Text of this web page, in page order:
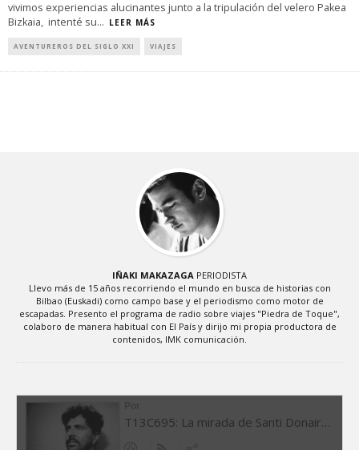
vivimos experiencias alucinantes junto a la tripulación del velero Pakea
Bizkaia, intenté su... LEER MÁS
AVENTUREROS DEL SIGLO XXI VIAJES
IÑAKI MAKAZAGA PERIODISTA
Llevo más de 15 años recorriendo el mundo en busca de historias con
Bilbao (Euskadi) como campo base y el periodismo como motor de
escapadas. Presento el programa de radio sobre viajes "Piedra de Toque",
colaboro de manera habitual con El País y dirijo mi propia productora de
contenidos, IMK comunicación.